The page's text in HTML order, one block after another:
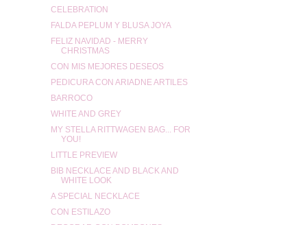
CELEBRATION
FALDA PEPLUM Y BLUSA JOYA
FELIZ NAVIDAD - MERRY
CHRISTMAS
CON MIS MEJORES DESEOS
PEDICURA CON ARIADNE ARTILES
BARROCO
WHITE AND GREY
MY STELLA RITTWAGEN BAG... FOR
YOU!
LITTLE PREVIEW
BIB NECKLACE AND BLACK AND
WHITE LOOK
A SPECIAL NECKLACE
CON ESTILAZO